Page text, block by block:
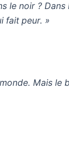
le noir ? Dans
fait peur. »
Mais le